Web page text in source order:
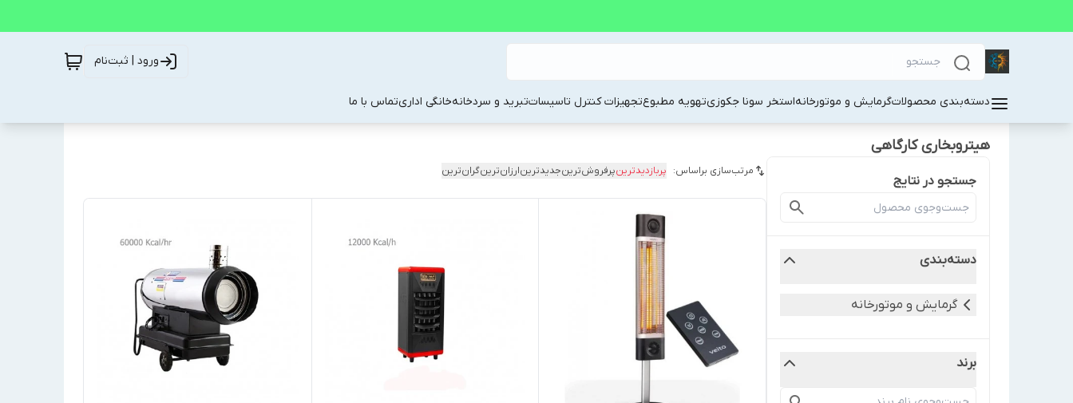
ورود | ثبت‌نام
دسته‌بندی محصولاتگرمایش و موتورخانهاستخر سونا جکوزیتهویه مطبوعتجهیزات کنترل تاسیساتتبرید و سردخانهخانگی اداریتماس با ما
هیتروبخاری کارگاهی
جستجو در نتایج
دسته‌بندی
گرمایش و موتورخانه
برند
مرتب‌سازی براساس: پربازدیدترینپرفروش‌ترینجدیدترینارزان‌ترینگران‌ترین